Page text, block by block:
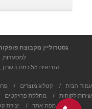
גסטרוליין מקבוצת
למסעדות,
הנביאים 55 רמת השרון ,
עמוד הבית / קטלוג מוצרים /
שירות לקוחות
/ מחלקת פרויקטים
/
מפת אתר / יצירת